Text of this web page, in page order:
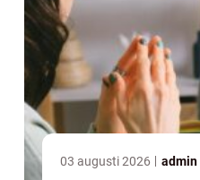
03 augusti 2026 admin